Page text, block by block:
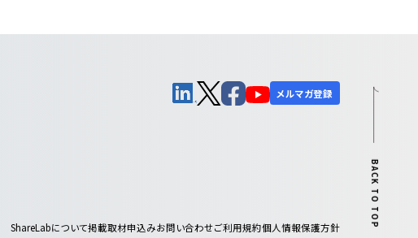
メルマガ登録
ShareLabについて掲載取材申込みお問い合わせご利用規約個人情報保護方針 BACK TO TOP